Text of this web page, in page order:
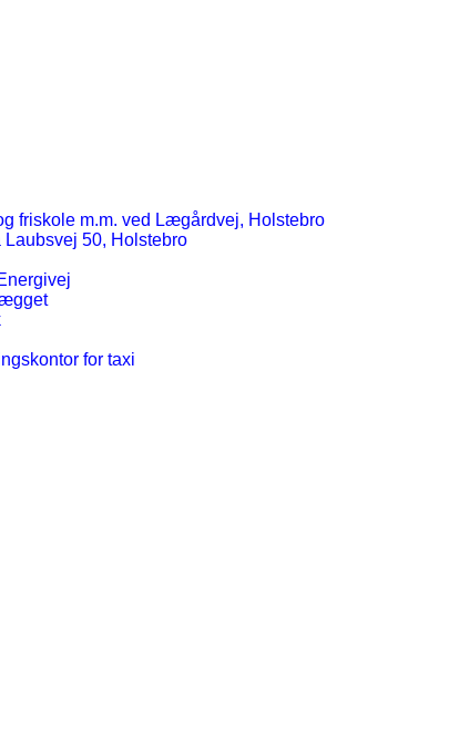
friskole m.m. ved Lægårdvej, Holstebro
50, Holstebro
for taxi